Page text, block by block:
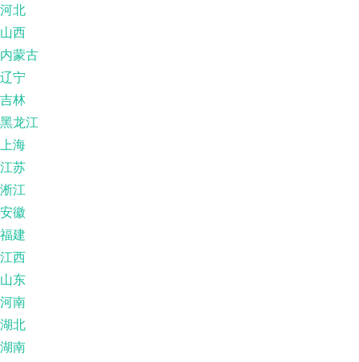
河北
山西
内蒙古
辽宁
吉林
黑龙江
上海
江苏
淅江
安徽
福建
江西
山东
河南
湖北
湖南